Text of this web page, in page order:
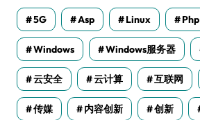
5G Asp Linux Php
Windows Windows服务器
云安全 云计算 互联网
传媒 内容创新 创新